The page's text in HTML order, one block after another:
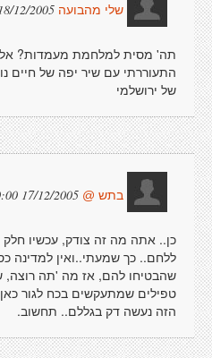
שלי מהבועה 12/2005 08:30:38
תה' מסית למלחמת מעמדות? אל
התעוררתי עם שיר יפה של חיים
של ירושלמי
בתש @ 17/12/2005 21:00:00
כן.. אתה מה זה צודק, עכשיו חלק
ללחם.. כך שמעתי..ואין למדינה
שהבטיחו להם, אז מה 'תה רוצה,
טפילים שמתעקשים בכח לגור
הזה נעשה דק בגללם.. תחשוב.